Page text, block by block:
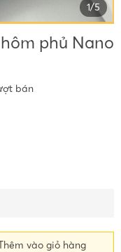
1/5
phủ Nano
bán
vào giỏ hàng